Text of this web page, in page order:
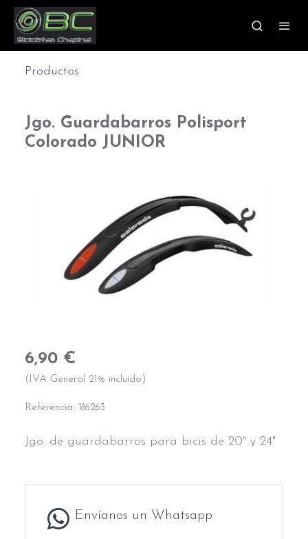
Productos
Jgo. Guardabarros Polisport
Colorado JUNIOR
6,90 €
(IVA General 21% incluido)
Referencia: 186263
Jgo. de guardabarros para bicis de 20" y 24"
Envíanos un Whatsapp